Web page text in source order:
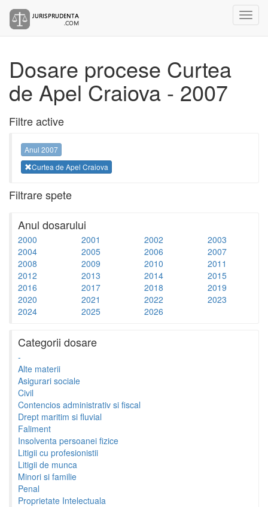
Dosare procese Curtea
de Apel Craiova - 2007
Filtre active
Anul 2007
Curtea de Apel Craiova
Filtrare spete
Anul dosarului
2000 2001 2002
2003
2004
2005 2006
2007
2008
2009 2010
2011
2012
2013 2014
2015
2016
2017 2018
2019
2020
2021 2022
2023
2024
2025 2026
Categorii dosare
-
Alte materii
Asigurari sociale
Civil
Contencios administrativ si fiscal
Drept maritim si fluvial
Faliment
Insolventa persoanei fizice
Litigii cu profesionistii
Litigii de munca
Minori si familie
Penal
Proprietate Intelectuala